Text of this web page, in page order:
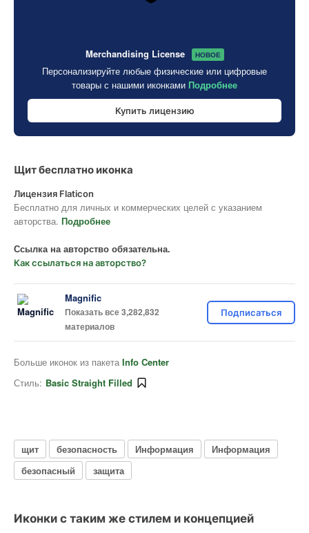
Merchandising License НОВОЕ
Персонализируйте любые физические или цифровые
товары с нашими иконками Подробнее
Купить лицензию
Щит бесплатно иконка
Лицензия Flaticon
Бесплатно для личных и коммерческих целей с указанием
авторства. Подробнее
Ссылка на авторство обязательна.
Как ссылаться на авторство?
Magnific
Показать все 3,282,832
материалов
Подписаться
Больше иконок из пакета Info Center
Стиль: Basic Straight Filled
щит безопасность Информация
Информация
безопасный
защита
Иконки с таким же стилем и концепцией